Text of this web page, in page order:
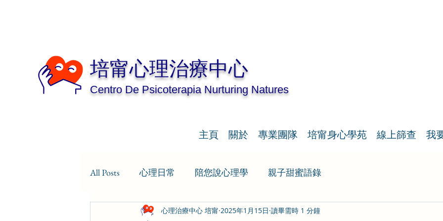
培甯心理治療中心
Centro De Psicoterapia Nurturing Natures
主頁 關於 專業團隊 培甯身心學苑 線上篩查 我
All Posts 心理日常 陪您說心理學 親子甜蜜語錄
心理治療中心 培甯 2025年1月15日 讀畢需時 1 分鐘